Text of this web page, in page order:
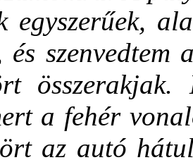
egyszerűek,
szenvedtem
összerakjak.
a fehér
az autó